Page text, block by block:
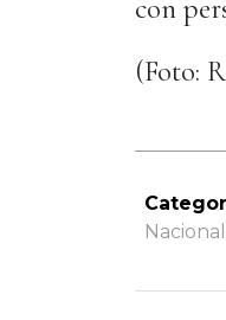
con
(Foto:
Nacional